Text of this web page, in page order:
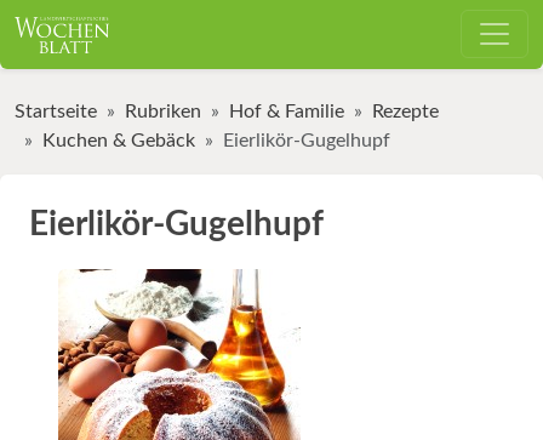
Startseite Rubriken Hof & Familie
Rezepte
Kuchen & Gebäck
Eierlikör-Gugelhupf
Eierlikör-Gugelhupf